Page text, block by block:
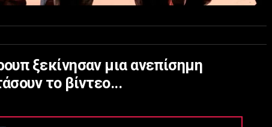
ξεκίνησαν μια ανεπίσημη
το βίντεο...